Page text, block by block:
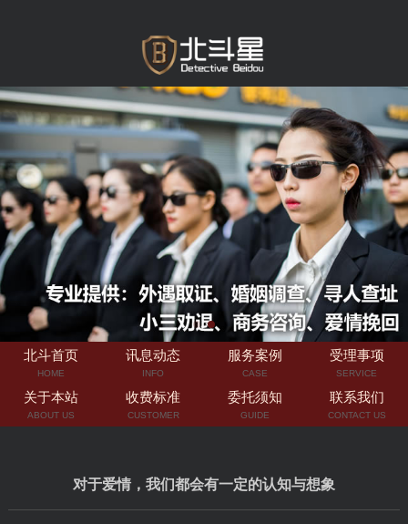
北斗首页
HOME
讯息动态
INFO
服务案例
CASE
受理事项
SERVICE
关于本站
ABOUT US
收费标准
CUSTOMER
委托须知
GUIDE
联系我们
CONTACT US
对于爱情，我们都会有一定的认知与想象